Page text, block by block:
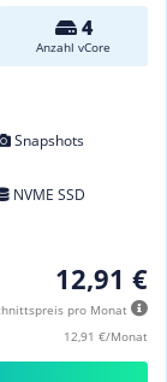
4
Anzahl vCore
Snapshots
NVME SSD
12,91 €
pro Monat
12,91 €/Monat